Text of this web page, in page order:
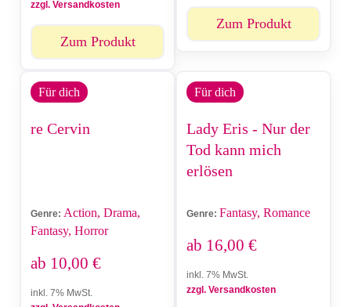
zzgl. Versandkosten
Zum Produkt
Zum Produkt
Für dich
re Cervin
Genre: Action, Drama,
Fantasy, Horror
ab 10,00 €
inkl. 7% MwSt.
Für dich
Lady Eris - Nur der
Tod kann mich
erlösen
Genre: Fantasy, Romance
ab 16,00 €
inkl. 7% MwSt.
zzgl. Versandkosten